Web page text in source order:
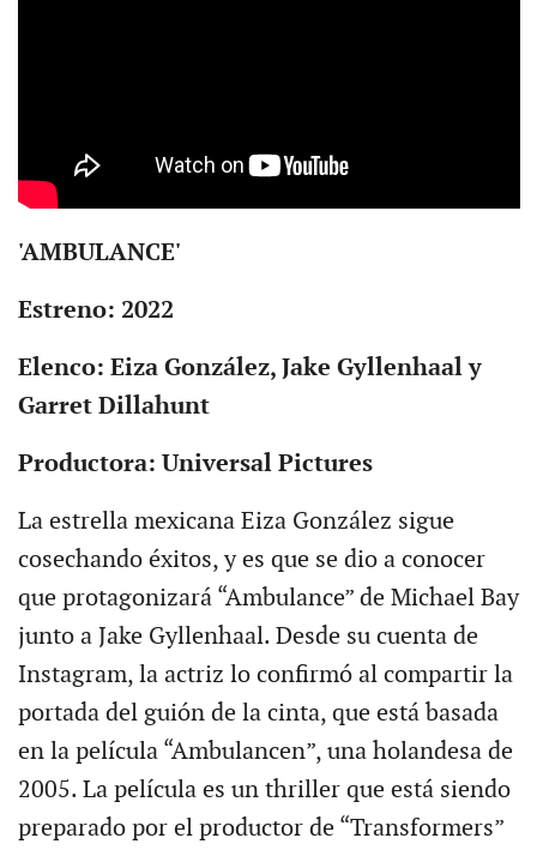
'AMBULANCE'
Estreno: 2022
Elenco: Eiza González, Jake Gyllenhaal y
Garret Dillahunt
Productora: Universal Pictures
La estrella mexicana Eiza González sigue
cosechando éxitos, y es que se dio a conocer
que protagonizará “Ambulance” de Michael Bay
junto a Jake Gyllenhaal. Desde su cuenta de
Instagram, la actriz lo confirmó al compartir la
portada del guión de la cinta, que está basada
en la película “Ambulancen”, una holandesa de
2005. La película es un thriller que está siendo
preparado por el productor de “Transformers”